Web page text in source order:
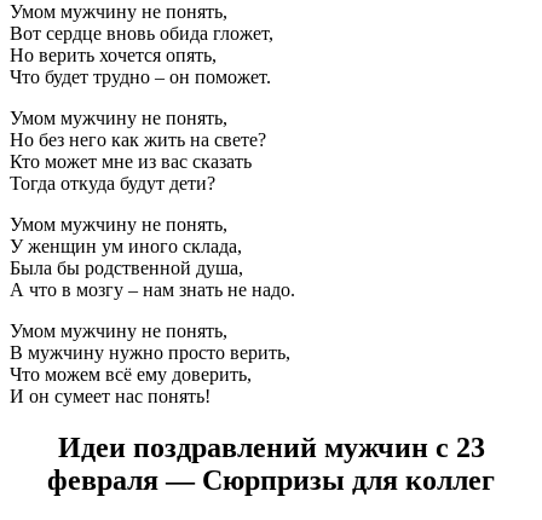
Умом мужчину не понять,
Вот сердце вновь обида гложет,
Но верить хочется опять,
Что будет трудно – он поможет.
Умом мужчину не понять,
Но без него как жить на свете?
Кто может мне из вас сказать
Тогда откуда будут дети?
Умом мужчину не понять,
У женщин ум иного склада,
Была бы родственной душа,
А что в мозгу – нам знать не надо.
Умом мужчину не понять,
В мужчину нужно просто верить,
Что можем всё ему доверить,
И он сумеет нас понять!
Идеи поздравлений мужчин с 23
февраля ― Сюрпризы для коллег